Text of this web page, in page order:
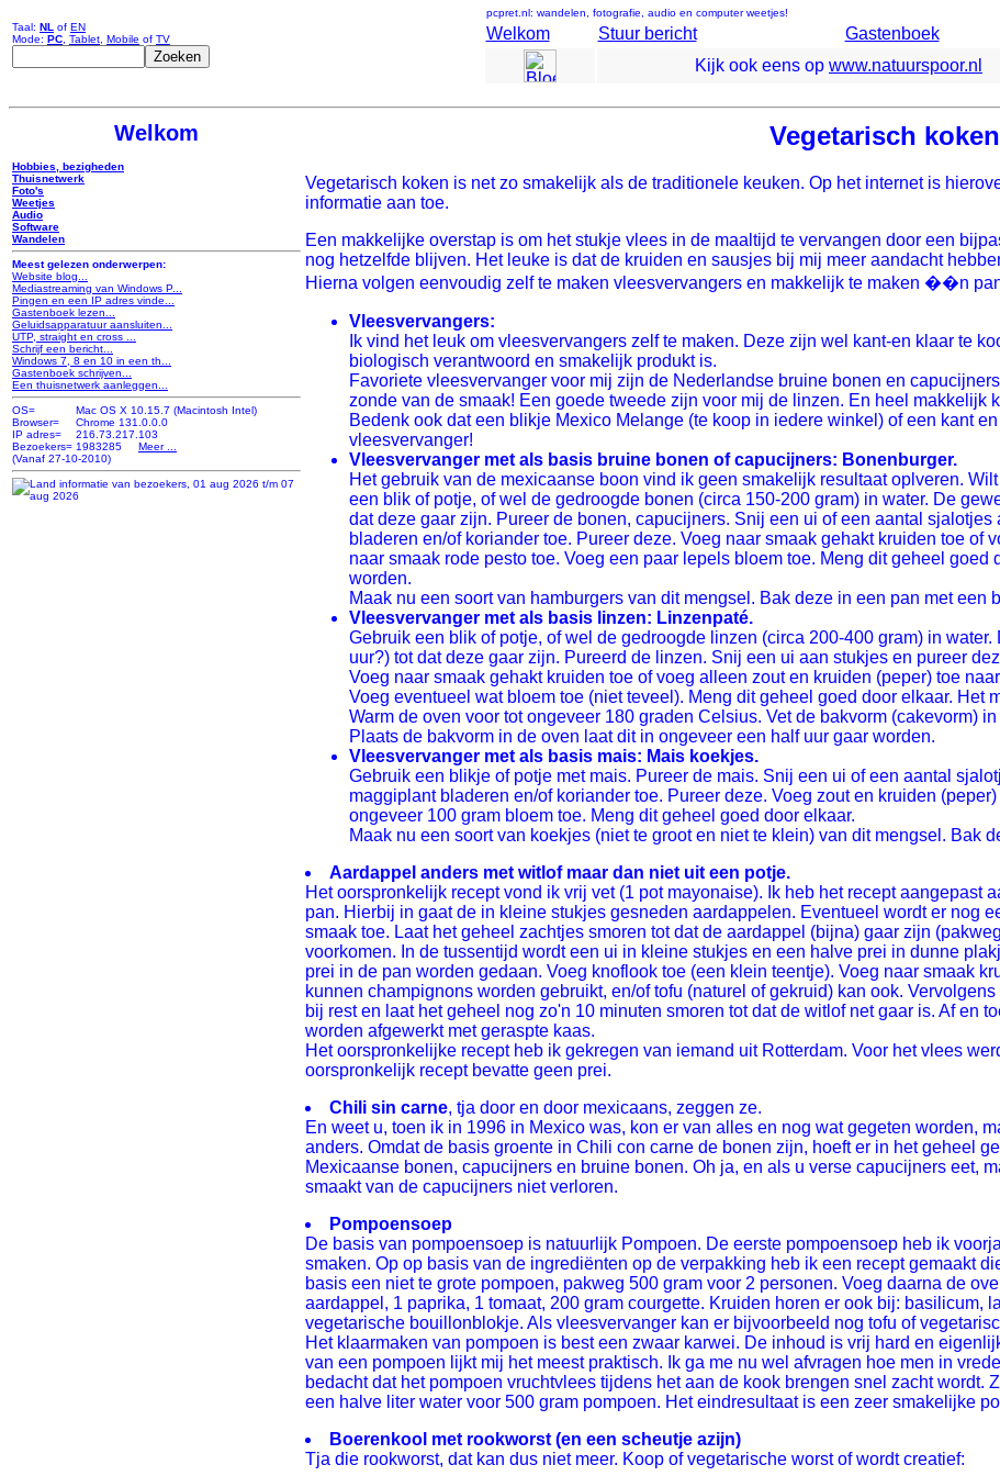
Taal: NL of EN
Mode: PC Tablet Mobile of TV
pcpret.nl: wandelen, fotografie, audio en computer weetjes!
Welkom Stuur bericht Gastenboek
Kijk ook eens op www.natuurspoor.nl
Welkom
Hobbies, bezigheden
Thuisnetwerk
Foto's
Weetjes
Audio
Software
Wandelen
Meest gelezen onderwerpen:
Website blog...
Mediastreaming van Windows P...
Pingen en een IP adres vinde...
Gastenboek lezen...
Geluidsapparatuur aansluiten...
UTP, straight en cross ...
Schrijf een bericht...
Windows 7, 8 en 10 in een th...
Gastenboek schrijven...
Een thuisnetwerk aanleggen...
OS=
Mac OS X 10.15.7 (Macintosh Intel)
Browser=
Chrome 131.0.0.0
IP adres=
216.73.217.103
Bezoekers= 1983285 Meer ...
(Vanaf 27-10-2010)
Vegetarisch koken
Vegetarisch koken is net zo smakelijk als de traditionele keuken. Op het internet is
informatie aan toe.
Een makkelijke overstap is om het stukje vlees in de maaltijd te vervangen door een
nog hetzelfde blijven. Het leuke is dat de kruiden en sausjes bij mij meer aandacht
Hierna volgen eenvoudig zelf te maken vleesvervangers en makkelijk te maken ��n
Vleesvervangers:
Ik vind het leuk om vleesvervangers zelf te maken. Deze zijn wel kant-en klaar te
biologisch verantwoord en smakelijk produkt is.
Favoriete vleesvervanger voor mij zijn de Nederlandse bruine bonen en
zonde van de smaak! Een goede tweede zijn voor mij de linzen. En heel makkelijk
Bedenk ook dat een blikje Mexico Melange (te koop in iedere winkel) of een kant
vleesvervanger!
Vleesvervanger met als basis bruine bonen of capucijners: Bonenburger.
Het gebruik van de mexicaanse boon vind ik geen smakelijk resultaat oplveren.
een blik of potje, of wel de gedroogde bonen (circa 150-200 gram) in water. De
dat deze gaar zijn. Pureer de bonen, capucijners. Snij een ui of een aantal
bladeren en/of koriander toe. Pureer deze. Voeg naar smaak gehakt kruiden toe of
naar smaak rode pesto toe. Voeg een paar lepels bloem toe. Meng dit geheel goed
worden.
Maak nu een soort van hamburgers van dit mengsel. Bak deze in een pan met een
Vleesvervanger met als basis linzen: Linzenpaté.
Gebruik een blik of potje, of wel de gedroogde linzen (circa 200-400 gram) in
uur?) tot dat deze gaar zijn. Pureerd de linzen. Snij een ui aan stukjes en pureer
Voeg naar smaak gehakt kruiden toe of voeg alleen zout en kruiden (peper) toe
Voeg eventueel wat bloem toe (niet teveel). Meng dit geheel goed door elkaar. Het
Warm de oven voor tot ongeveer 180 graden Celsius. Vet de bakvorm (cakevorm)
Plaats de bakvorm in de oven laat dit in ongeveer een half uur gaar worden.
Vleesvervanger met als basis mais: Mais koekjes.
Gebruik een blikje of potje met mais. Pureer de mais. Snij een ui of een aantal
maggiplant bladeren en/of koriander toe. Pureer deze. Voeg zout en kruiden
ongeveer 100 gram bloem toe. Meng dit geheel goed door elkaar.
Maak nu een soort van koekjes (niet te groot en niet te klein) van dit mengsel. Bak
Aardappel anders met witlof maar dan niet uit een potje.
Het oorspronkelijk recept vond ik vrij vet (1 pot mayonaise). Ik heb het recept aangepast
pan. Hierbij in gaat de in kleine stukjes gesneden aardappelen. Eventueel wordt er nog
smaak toe. Laat het geheel zachtjes smoren tot dat de aardappel (bijna) gaar zijn
voorkomen. In de tussentijd wordt een ui in kleine stukjes en een halve prei in dunne
prei in de pan worden gedaan. Voeg knoflook toe (een klein teentje). Voeg naar smaak
kunnen champignons worden gebruikt, en/of tofu (naturel of gekruid) kan ook.
bij rest en laat het geheel nog zo'n 10 minuten smoren tot dat de witlof net gaar is. Af en
worden afgewerkt met geraspte kaas.
Het oorspronkelijke recept heb ik gekregen van iemand uit Rotterdam. Voor het vlees
oorspronkelijk recept bevatte geen prei.
Chili sin carne, tja door en door mexicaans, zeggen ze.
En weet u, toen ik in 1996 in Mexico was, kon er van alles en nog wat gegeten worden,
anders. Omdat de basis groente in Chili con carne de bonen zijn, hoeft er in het geheel
Mexicaanse bonen, capucijners en bruine bonen. Oh ja, en als u verse capucijners eet,
smaakt van de capucijners niet verloren.
Pompoensoep
De basis van pompoensoep is natuurlijk Pompoen. De eerste pompoensoep heb ik
smaken. Op op basis van de ingrediënten op de verpakking heb ik een recept gemaakt
basis een niet te grote pompoen, pakweg 500 gram voor 2 personen. Voeg daarna de
aardappel, 1 paprika, 1 tomaat, 200 gram courgette. Kruiden horen er ook bij: basilicum,
vegetarische bouillonblokje. Als vleesvervanger kan er bijvoorbeeld nog tofu of
Het klaarmaken van pompoen is best een zwaar karwei. De inhoud is vrij hard en
van een pompoen lijkt mij het meest praktisch. Ik ga me nu wel afvragen hoe men in
bedacht dat het pompoen vruchtvlees tijdens het aan de kook brengen snel zacht wordt.
een halve liter water voor 500 gram pompoen. Het eindresultaat is een zeer smakelijke
Boerenkool met rookworst (en een scheutje azijn)
Tja die rookworst, dat kan dus niet meer. Koop of vegetarische worst of wordt creatief: